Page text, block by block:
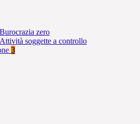
Burocrazia zero
Attività soggette a controllo
3